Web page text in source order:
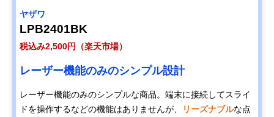
ヤザワ
LPB2401BK
税込み2,500円（楽天市場）
レーザー機能のみのシンプル設計
レーザー機能のみのシンプルな商品。端末に接続してスライ
ドを操作するなどの機能はありませんが、
リーズナブルな点